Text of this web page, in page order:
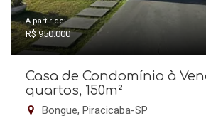
A partir de:
R$ 950.000
Casa de Condomínio à
quartos, 150m²
Bongue, Piracicaba-SP